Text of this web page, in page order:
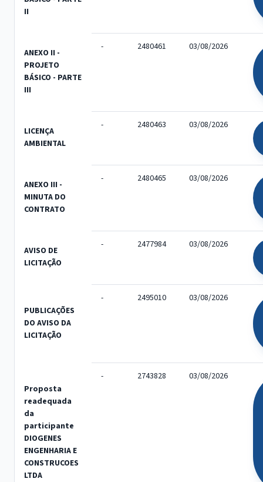
II
ANEXO II -
PROJETO
BÁSICO - PARTE
III
- 2480461 03/08/2026
LICENÇA
AMBIENTAL
- 2480463 03/08/2026
ANEXO III -
MINUTA DO
CONTRATO
- 2480465 03/08/2026
AVISO DE
LICITAÇÃO
- 2477984 03/08/2026
PUBLICAÇÕES
DO AVISO DA
LICITAÇÃO
- 2495010 03/08/2026
Proposta
readequada
da
participante
DIOGENES
ENGENHARIA E
CONSTRUCOES
LTDA
- 2743828 03/08/2026